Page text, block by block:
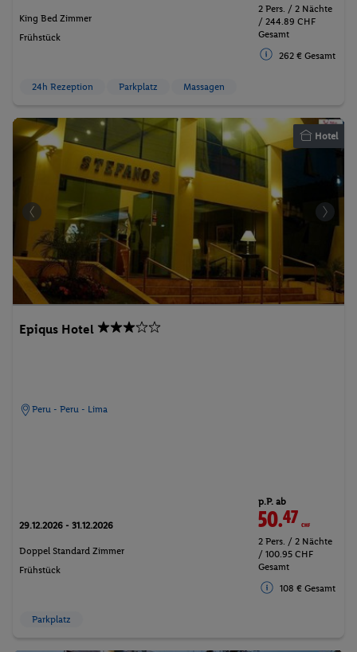
King Bed Zimmer
Frühstück
2 Pers. / 2 Nächte
/ 244.89 CHF
Gesamt
262 € Gesamt
24h Rezeption Parkplatz Massagen
Hotel
Epiqus Hotel
Peru - Peru - Lima
29.12.2026 - 31.12.2026
Doppel Standard Zimmer
Frühstück
p.P. ab
50.47CHF
2 Pers. / 2 Nächte
/ 100.95 CHF
Gesamt
108 € Gesamt
Parkplatz